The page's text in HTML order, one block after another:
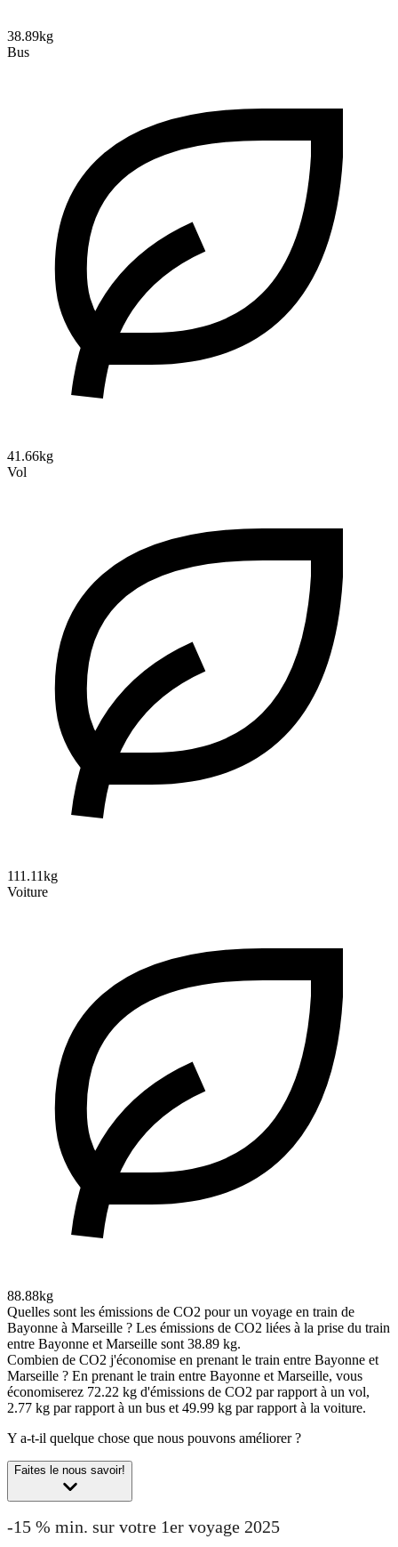
38.89kg
Bus
41.66kg
Vol
111.11kg
Voiture
88.88kg
Quelles sont les émissions de CO2 pour un voyage en train de
Bayonne à Marseille ? Les émissions de CO2 liées à la prise du train
entre Bayonne et Marseille sont 38.89 kg.
Combien de CO2 j'économise en prenant le train entre Bayonne et
Marseille ? En prenant le train entre Bayonne et Marseille, vous
économiserez 72.22 kg d'émissions de CO2 par rapport à un vol,
2.77 kg par rapport à un bus et 49.99 kg par rapport à la voiture.
Y a-t-il quelque chose que nous pouvons améliorer ?
Faites le nous savoir!
-15 % min. sur votre 1er voyage 2025